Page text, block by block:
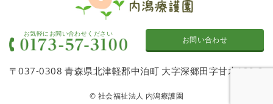
お気軽にお問い合わせください
お問い合わせ
〒037-0308 青森県北津軽郡中泊町 大字深郷田字甘木120-2
© 社会福祉法人 内潟療護園